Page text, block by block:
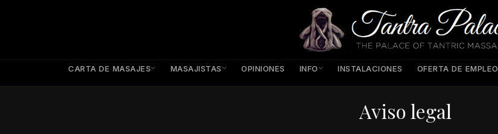
CARTA DE MASAJES MASAJISTAS OPINIONES INFO INSTALACIONES OFERTA DE EMPLEO
Aviso legal